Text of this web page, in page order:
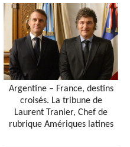
Argentine – France, destins
croisés. La tribune de
Laurent Tranier, Chef de
rubrique Amériques latines